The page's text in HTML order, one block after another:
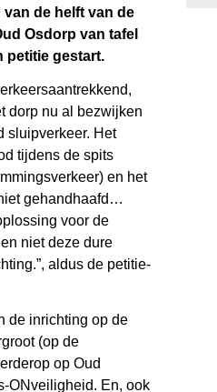
de helft van de
Osdorp van tafel
petitie gestart.
dorp nu al bezwijken
sluipverkeer. Het
tijdens de spits
en het
gehandhaafd…
voor de
niet deze dure
aldus de petitie-
de inrichting op de
(op de
op Oud
ONveiligheid. En, ook